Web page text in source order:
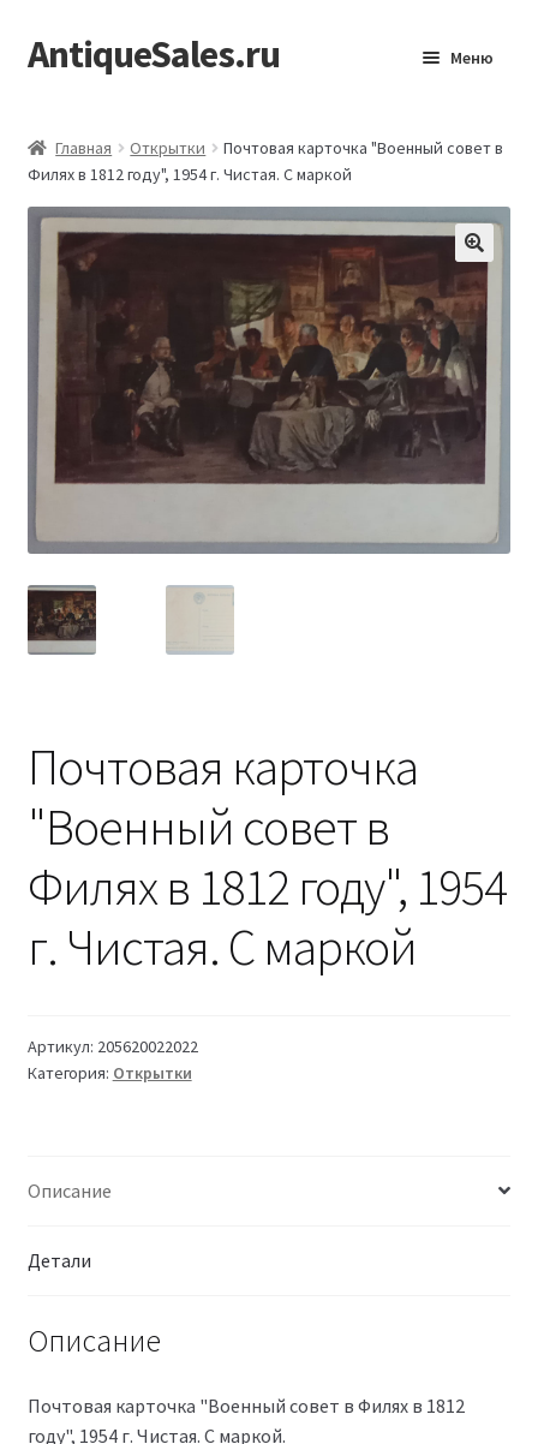
Перейти
к
Перейти
к
AntiqueSales.ru Меню
Главная Открытки
Почтовая карточка "Военный совет в
Филях в 1812 году", 1954 г. Чистая. С маркой
Почтовая карточка
"Военный совет в
Филях в 1812 году", 1954
г. Чистая. С маркой
Артикул: 205620022022
Категория: Открытки
Описание
Детали
Описание
Почтовая карточка "Военный совет в Филях в 1812
году", 1954 г. Чистая. С маркой.